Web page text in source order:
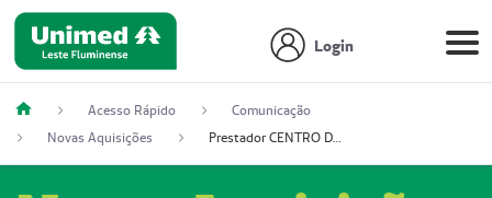
Login
Acesso Rápido
Comunicação
Novas Aquisições
Prestador CENTRO DE ONCOLOGIA